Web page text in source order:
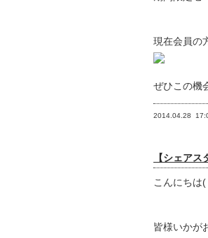
現在会員の
ぜひこの機
2014.04.28
【シェア
こんにちは
皆様いかが